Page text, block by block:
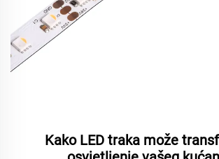
Kako LED traka može